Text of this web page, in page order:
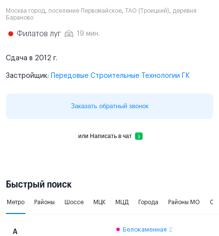
Москва город, поселение Первомайское, ТАО (Троицкий), деревня
Бараново
Филатов луг 19 мин.
Сдача в 2012 г.
Застройщик: Передовые Строительные Технологии ГК
Заказать обратный звонок
или Написать в чат
Быстрый поиск
Метро Районы Шоссе МЦК МЦД Города Районы МО
А Белокаменная 2